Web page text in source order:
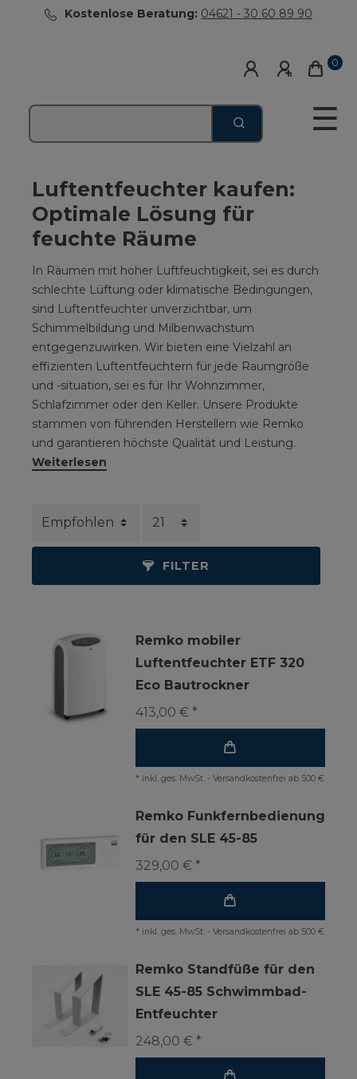
Kostenlose Beratung: 04621 - 30 60 89 90
0
☰
Luftentfeuchter kaufen:
Optimale Lösung für
feuchte Räume
In Räumen mit hoher Luftfeuchtigkeit, sei es durch
schlechte Lüftung oder klimatische Bedingungen,
sind Luftentfeuchter unverzichtbar, um
Schimmelbildung und Milbenwachstum
entgegenzuwirken. Wir bieten eine Vielzahl an
effizienten Luftentfeuchtern für jede Raumgröße
und -situation, sei es für Ihr Wohnzimmer,
Schlafzimmer oder den Keller. Unsere Produkte
stammen von führenden Herstellern wie Remko
und garantieren höchste Qualität und Leistung.
Weiterlesen
FILTER
Remko mobiler
Luftentfeuchter ETF 320
Eco Bautrockner
413,00 € *
* inkl. ges. MwSt. - Versandkostenfrei ab 500 €
Remko Funkfernbedienung
für den SLE 45-85
329,00 € *
* inkl. ges. MwSt. - Versandkostenfrei ab 500 €
Remko Standfüße für den
SLE 45-85 Schwimmbad-
Entfeuchter
248,00 € *